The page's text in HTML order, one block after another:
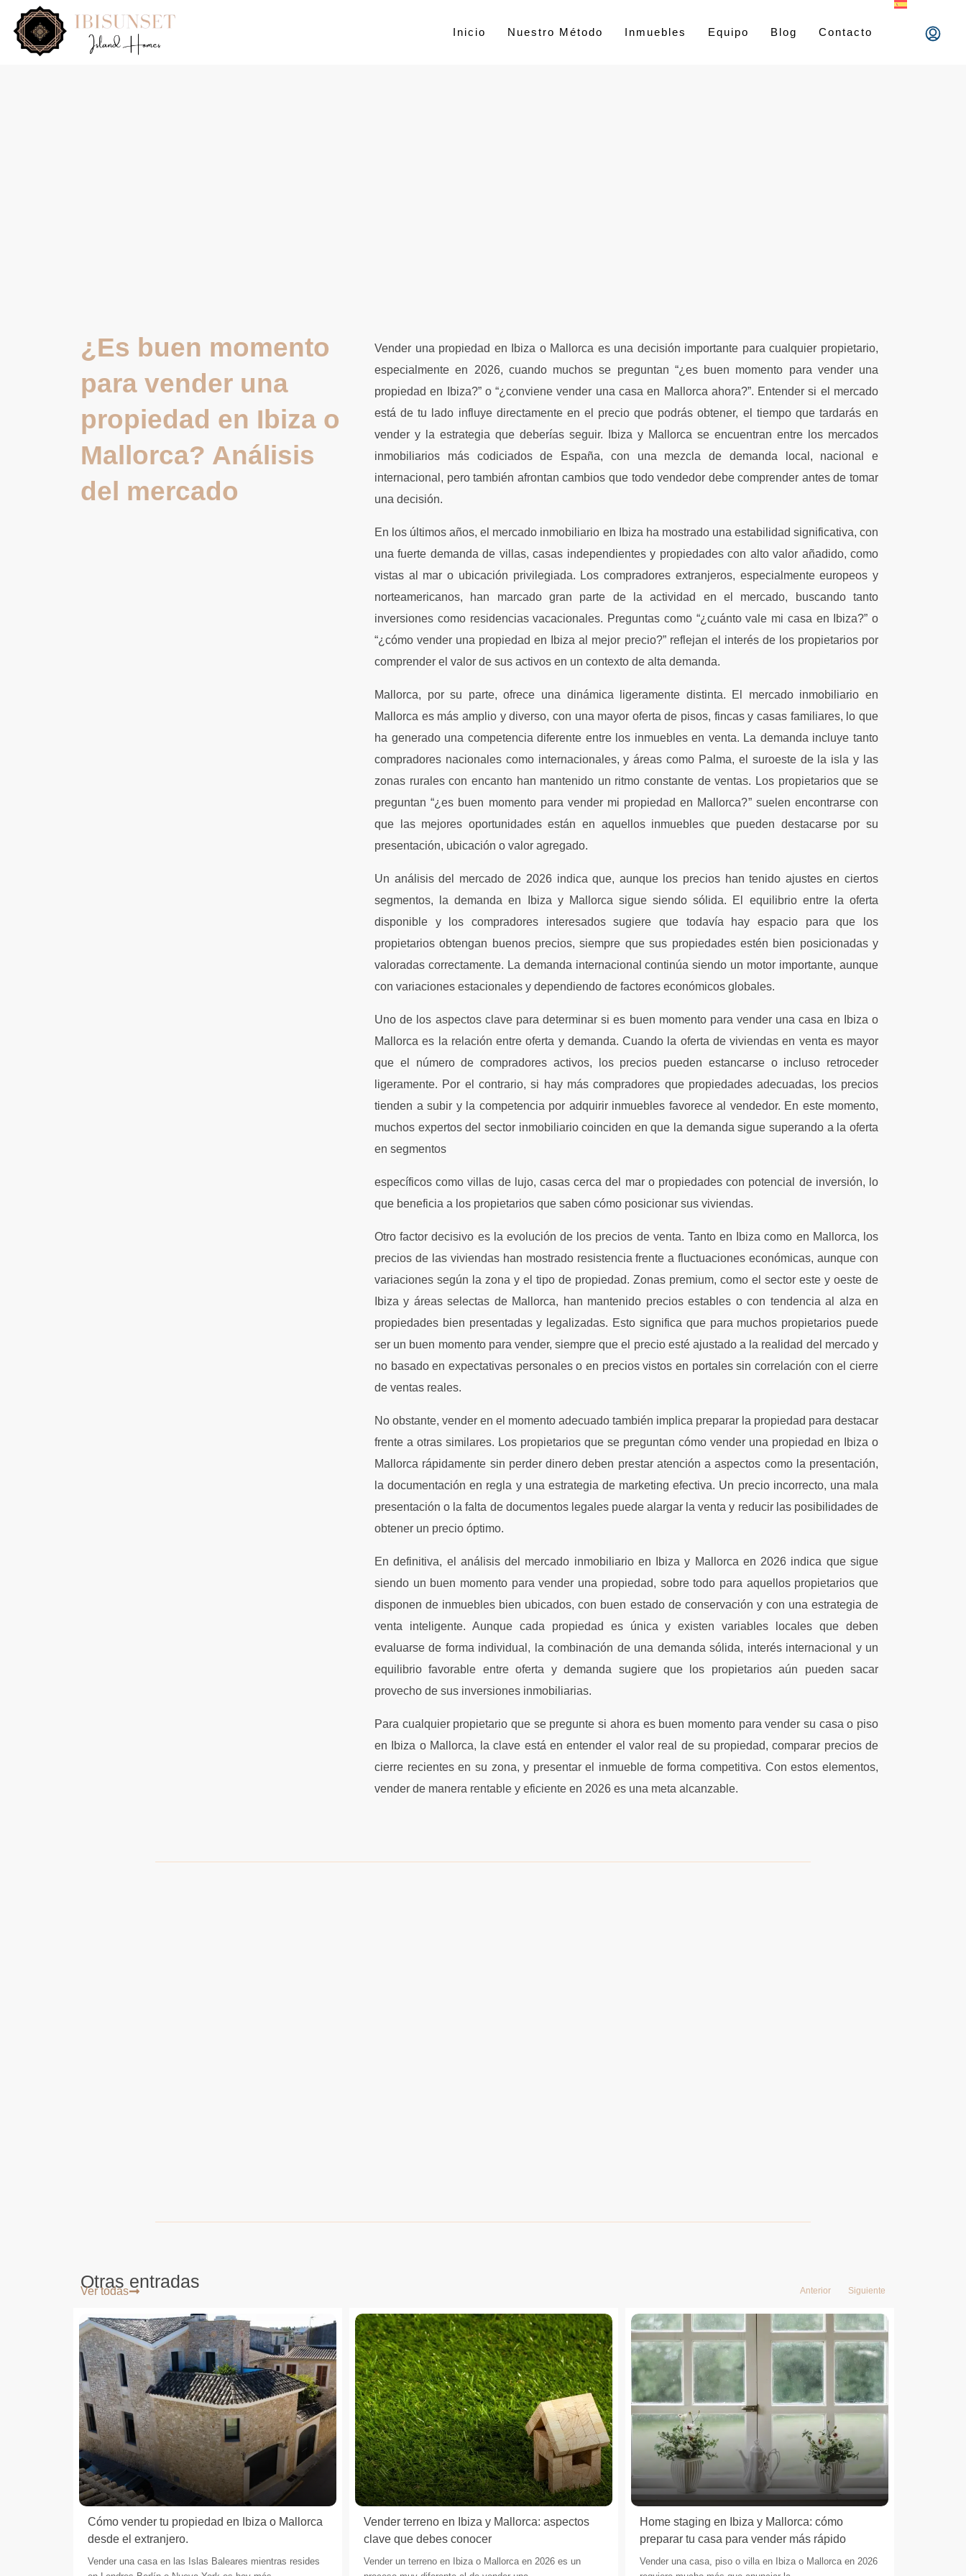
Inicio Nuestro Método Inmuebles Equipo Blog Contacto
¿Es buen momento
para vender una
propiedad en Ibiza o
Mallorca? Análisis
del mercado
Vender una propiedad en Ibiza o Mallorca es una decisión importante para cualquier propietario,
especialmente en 2026, cuando muchos se preguntan “¿es buen momento para vender una
propiedad en Ibiza?” o “¿conviene vender una casa en Mallorca ahora?”. Entender si el mercado
está de tu lado influye directamente en el precio que podrás obtener, el tiempo que tardarás en
vender y la estrategia que deberías seguir. Ibiza y Mallorca se encuentran entre los mercados
inmobiliarios más codiciados de España, con una mezcla de demanda local, nacional e
internacional, pero también afrontan cambios que todo vendedor debe comprender antes de tomar
una decisión.
En los últimos años, el mercado inmobiliario en Ibiza ha mostrado una estabilidad significativa, con
una fuerte demanda de villas, casas independientes y propiedades con alto valor añadido, como
vistas al mar o ubicación privilegiada. Los compradores extranjeros, especialmente europeos y
norteamericanos, han marcado gran parte de la actividad en el mercado, buscando tanto
inversiones como residencias vacacionales. Preguntas como “¿cuánto vale mi casa en Ibiza?” o
“¿cómo vender una propiedad en Ibiza al mejor precio?” reflejan el interés de los propietarios por
comprender el valor de sus activos en un contexto de alta demanda.
Mallorca, por su parte, ofrece una dinámica ligeramente distinta. El mercado inmobiliario en
Mallorca es más amplio y diverso, con una mayor oferta de pisos, fincas y casas familiares, lo que
ha generado una competencia diferente entre los inmuebles en venta. La demanda incluye tanto
compradores nacionales como internacionales, y áreas como Palma, el suroeste de la isla y las
zonas rurales con encanto han mantenido un ritmo constante de ventas. Los propietarios que se
preguntan “¿es buen momento para vender mi propiedad en Mallorca?” suelen encontrarse con
que las mejores oportunidades están en aquellos inmuebles que pueden destacarse por su
presentación, ubicación o valor agregado.
Un análisis del mercado de 2026 indica que, aunque los precios han tenido ajustes en ciertos
segmentos, la demanda en Ibiza y Mallorca sigue siendo sólida. El equilibrio entre la oferta
disponible y los compradores interesados sugiere que todavía hay espacio para que los
propietarios obtengan buenos precios, siempre que sus propiedades estén bien posicionadas y
valoradas correctamente. La demanda internacional continúa siendo un motor importante, aunque
con variaciones estacionales y dependiendo de factores económicos globales.
Uno de los aspectos clave para determinar si es buen momento para vender una casa en Ibiza o
Mallorca es la relación entre oferta y demanda. Cuando la oferta de viviendas en venta es mayor
que el número de compradores activos, los precios pueden estancarse o incluso retroceder
ligeramente. Por el contrario, si hay más compradores que propiedades adecuadas, los precios
tienden a subir y la competencia por adquirir inmuebles favorece al vendedor. En este momento,
muchos expertos del sector inmobiliario coinciden en que la demanda sigue superando a la oferta
en segmentos
específicos como villas de lujo, casas cerca del mar o propiedades con potencial de inversión, lo
que beneficia a los propietarios que saben cómo posicionar sus viviendas.
Otro factor decisivo es la evolución de los precios de venta. Tanto en Ibiza como en Mallorca, los
precios de las viviendas han mostrado resistencia frente a fluctuaciones económicas, aunque con
variaciones según la zona y el tipo de propiedad. Zonas premium, como el sector este y oeste de
Ibiza y áreas selectas de Mallorca, han mantenido precios estables o con tendencia al alza en
propiedades bien presentadas y legalizadas. Esto significa que para muchos propietarios puede
ser un buen momento para vender, siempre que el precio esté ajustado a la realidad del mercado y
no basado en expectativas personales o en precios vistos en portales sin correlación con el cierre
de ventas reales.
No obstante, vender en el momento adecuado también implica preparar la propiedad para destacar
frente a otras similares. Los propietarios que se preguntan cómo vender una propiedad en Ibiza o
Mallorca rápidamente sin perder dinero deben prestar atención a aspectos como la presentación,
la documentación en regla y una estrategia de marketing efectiva. Un precio incorrecto, una mala
presentación o la falta de documentos legales puede alargar la venta y reducir las posibilidades de
obtener un precio óptimo.
En definitiva, el análisis del mercado inmobiliario en Ibiza y Mallorca en 2026 indica que sigue
siendo un buen momento para vender una propiedad, sobre todo para aquellos propietarios que
disponen de inmuebles bien ubicados, con buen estado de conservación y con una estrategia de
venta inteligente. Aunque cada propiedad es única y existen variables locales que deben
evaluarse de forma individual, la combinación de una demanda sólida, interés internacional y un
equilibrio favorable entre oferta y demanda sugiere que los propietarios aún pueden sacar
provecho de sus inversiones inmobiliarias.
Para cualquier propietario que se pregunte si ahora es buen momento para vender su casa o piso
en Ibiza o Mallorca, la clave está en entender el valor real de su propiedad, comparar precios de
cierre recientes en su zona, y presentar el inmueble de forma competitiva. Con estos elementos,
vender de manera rentable y eficiente en 2026 es una meta alcanzable.
Otras entradas
Ver todas Anterior Siguiente
Cómo vender tu propiedad en Ibiza o Mallorca
desde el extranjero.
Vender una casa en las Islas Baleares mientras resides
Vender terreno en Ibiza y Mallorca: aspectos
clave que debes conocer
Vender un terreno en Ibiza o Mallorca en 2026 es un
Home staging en Ibiza y Mallorca: cómo
preparar tu casa para vender más rápido
Vender una casa, piso o villa en Ibiza o Mallorca en 2026